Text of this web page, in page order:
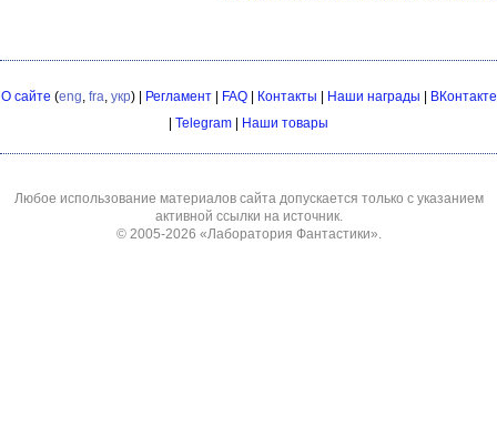
О сайте (eng fra укр) | Регламент| FAQ| Контакты | Наши награды | ВКонтакте
| Telegram | Наши товары
Любое использование материалов сайта допускается только с указанием
активной ссылки на источник.
© 2005-2026 «Лаборатория Фантастики»